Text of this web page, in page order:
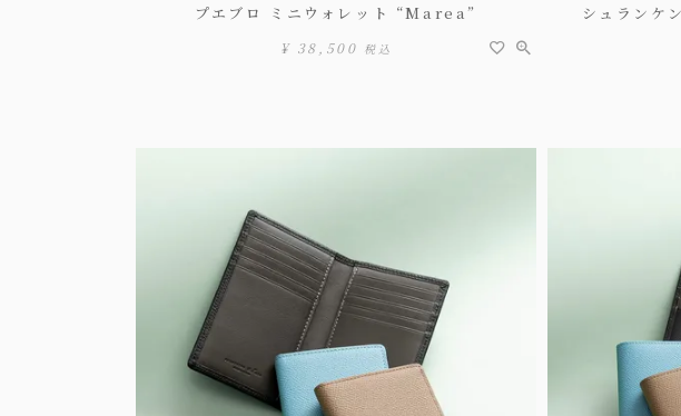
プエブロ ミニウォレット “Marea”
¥ 38,500 税込
シュランケ